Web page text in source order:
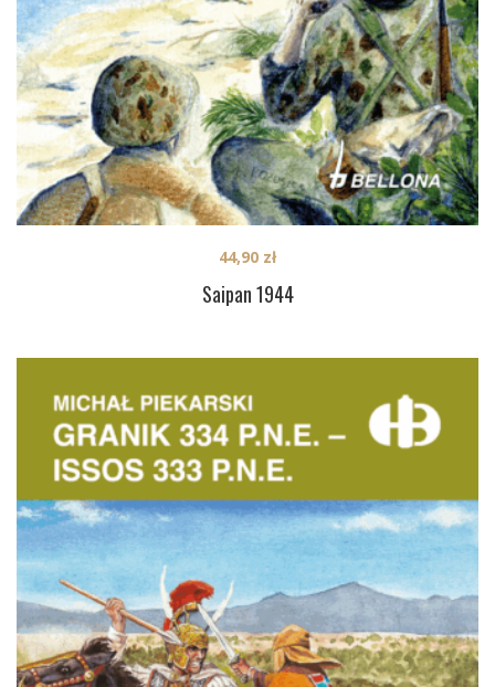
Saipan 1944
44,90 zł